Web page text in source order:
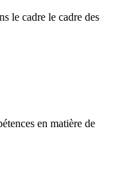
le cadre le cadre des
en matière de